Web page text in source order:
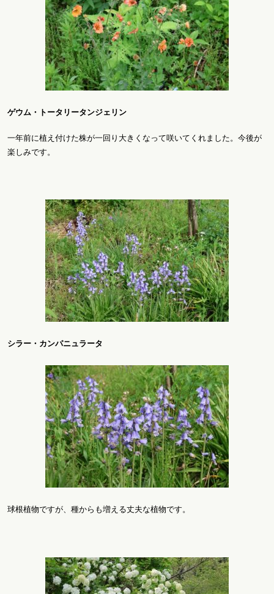
ゲウム・トータリータンジェリン
一年前に植え付けた株が一回り大きくなって咲いてくれました。今後が
楽しみです。
シラー・カンパニュラータ
球根植物ですが、種からも増える丈夫な植物です。